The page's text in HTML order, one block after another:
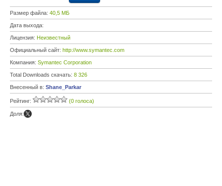
Размер файла: 40,5 МБ
Дата выхода:
Лицензия: Неизвестный
Официальный сайт: http://www.symantec.com
Компания: Symantec Corporation
Total Downloads скачать: 8 326
Внесенный в: Shane_Parkar
Рейтинг: (0 голоса)
Доля: